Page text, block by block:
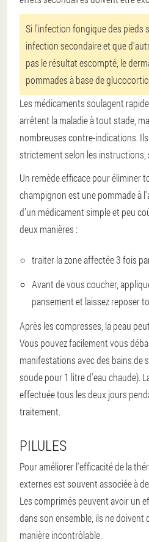
Si l'infection fongique des pieds
infection secondaire et que
pas le résultat escompté, le
pommades à base de
Les médicaments soulagent
arrêtent la maladie à tout stade,
nombreuses contre-indications.
strictement selon les instructions,
Un remède efficace pour éliminer
champignon est une pommade à
d’un médicament simple et peu
deux manières :
traiter la zone affectée 3 fois
Avant de vous coucher,
pansement et laissez reposer
Après les compresses, la peau
Vous pouvez facilement vous
manifestations avec des bains de
soude pour 1 litre d'eau chaude).
effectuée tous les deux jours
traitement.
PILULES
Pour améliorer l'efficacité de la
externes est souvent associée à
Les comprimés peuvent avoir un
dans son ensemble, ils ne doivent
manière incontrôlable.